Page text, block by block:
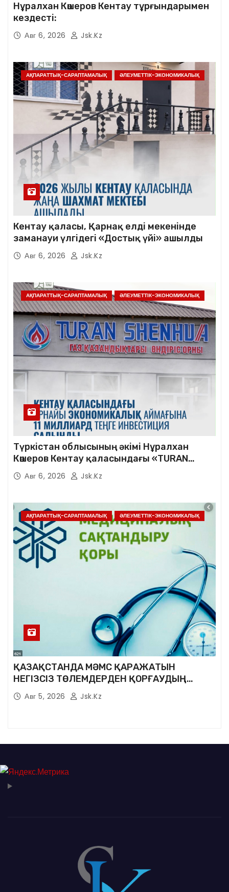
Нұралхан Көшеров Кентау тұрғындарымен
кездесті:
Авг 6, 2026 Jsk.kz
АҚПАРАТТЫҚ-САРАПТАМАЛЫҚ ӘЛЕУМЕТТІК-ЭКОНОМИКАЛЫҚ
Кентау қаласы, Қарнақ елді мекенінде
заманауи үлгідегі «Достық үйі» ашылды
Авг 6, 2026 Jsk.kz
АҚПАРАТТЫҚ-САРАПТАМАЛЫҚ ӘЛЕУМЕТТІК-ЭКОНОМИКАЛЫҚ
Түркістан облысының әкімі Нұралхан
Көшеров Кентау қаласындағы «TURAN
SHENHUA» зауытының жұмысымен
танысты
Авг 6, 2026 Jsk.kz
АҚПАРАТТЫҚ-САРАПТАМАЛЫҚ ӘЛЕУМЕТТІК-ЭКОНОМИКАЛЫҚ
ҚАЗАҚСТАНДА МӘМС ҚАРАЖАТЫН
НЕГІЗСІЗ ТӨЛЕМДЕРДЕН ҚОРҒАУДЫҢ
ЖАҢА ЖҮЙЕСІ ҚҰРЫЛУДА
Авг 5, 2026 Jsk.kz